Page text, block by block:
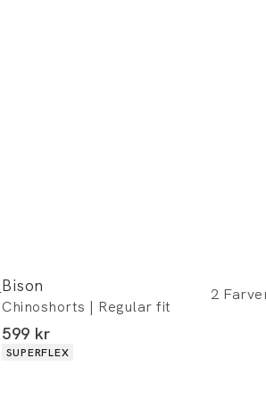
Bison
Chinoshorts | Regular fit
2
I alt (inkl. rabat)
599 kr
Produkt egenskaber
SUPERFLEX